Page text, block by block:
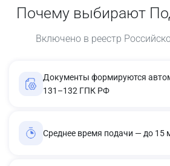
Почему выбирают
Включено в реестр
Документы формируются
131–132 ГПК РФ
Среднее время подачи — до 15